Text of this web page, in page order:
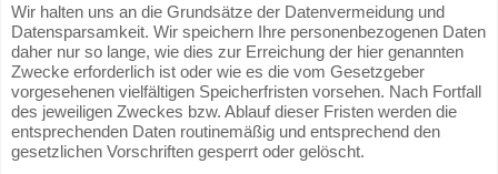
Wir halten uns an die Grundsätze der Datenvermeidung und
Datensparsamkeit. Wir speichern Ihre personenbezogenen Daten
daher nur so lange, wie dies zur Erreichung der hier genannten
Zwecke erforderlich ist oder wie es die vom Gesetzgeber
vorgesehenen vielfältigen Speicherfristen vorsehen. Nach Fortfall
des jeweiligen Zweckes bzw. Ablauf dieser Fristen werden die
entsprechenden Daten routinemäßig und entsprechend den
gesetzlichen Vorschriften gesperrt oder gelöscht.